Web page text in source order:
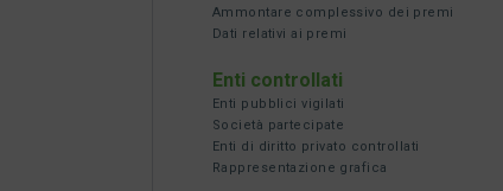
Ammontare complessivo dei premi
Dati relativi ai premi
Enti controllati
Enti pubblici vigilati
Società partecipate
Enti di diritto privato controllati
Rappresentazione grafica